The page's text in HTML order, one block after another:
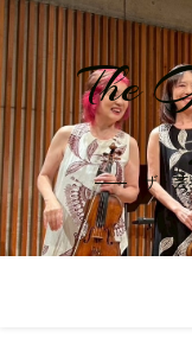
The
ザ・